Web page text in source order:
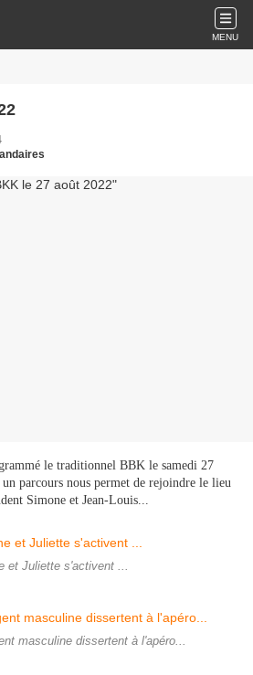
MENU
le traditionnel BBK le samedi 27
parcours nous permet de rejoindre le lieu
Simone et Jean-Louis...
et Juliette s'activent ...
masculine dissertent à l'apéro...